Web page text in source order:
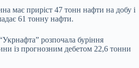
має приріст 47 тонн нафти на добу і
61 тонну нафти.
розпочала буріння
із прогнозним дебетом 22,6 тонни